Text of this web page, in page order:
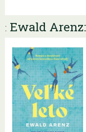
: Ewald